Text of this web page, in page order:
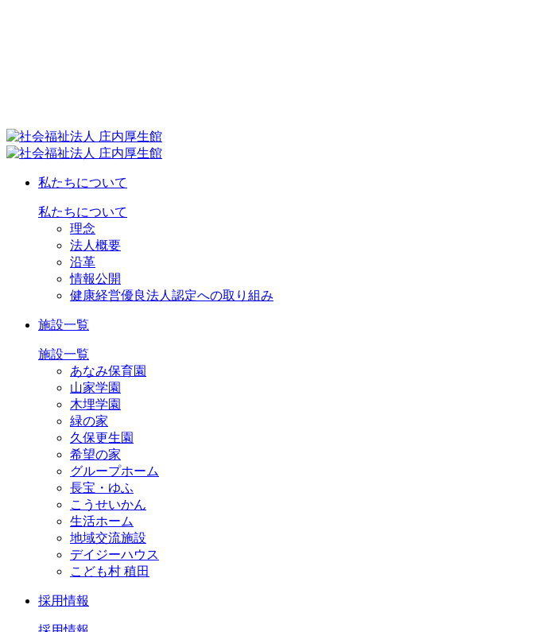
私たちについて
私たちについて
理念
法人概要
沿革
情報公開
健康経営優良法人認定への取り組み
施設一覧
施設一覧
あなみ保育園
山家学園
木埋学園
緑の家
久保更生園
希望の家
グループホーム
長宝・ゆふ
こうせいかん
生活ホーム
地域交流施設
デイジーハウス
こども村 稙田
採用情報